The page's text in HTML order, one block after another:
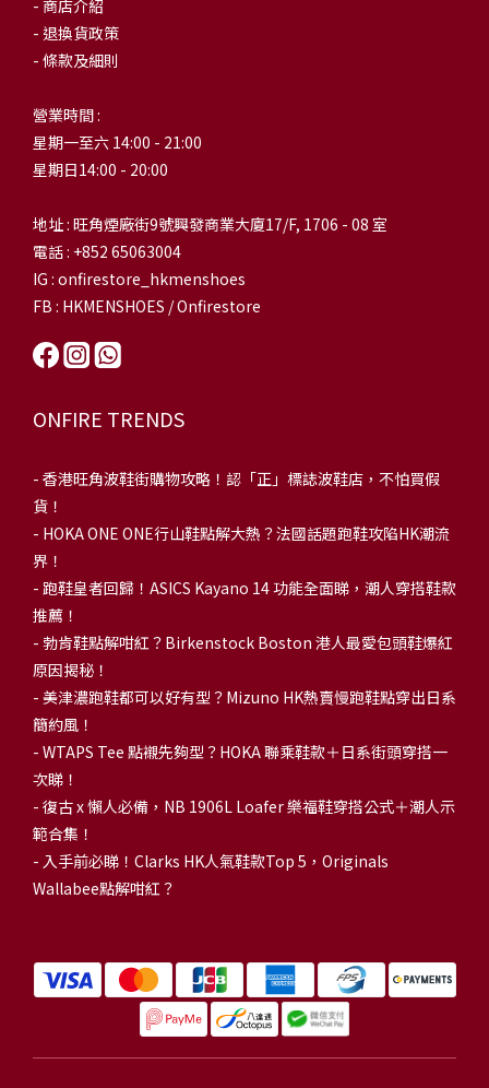
- 商店介紹
- 退換貨政策
- 條款及細則
營業時間 :
星期一至六 14:00 - 21:00
星期日14:00 - 20:00
地址 : 旺角煙廠街9號興發商業大廈17/F, 1706 - 08 室
電話 : +852 65063004
IG : onfirestore_hkmenshoes
FB : HKMENSHOES / Onfirestore
ONFIRE TRENDS
- 香港旺角波鞋街購物攻略！認「正」標誌波鞋店，不怕買假
貨！
- HOKA ONE ONE行山鞋點解大熱？法國話題跑鞋攻陷HK潮流
界！
- 跑鞋皇者回歸！ASICS Kayano 14 功能全面睇，潮人穿搭鞋款
推薦！
- 勃肯鞋點解咁紅？Birkenstock Boston 港人最愛包頭鞋爆紅
原因揭秘！
- 美津濃跑鞋都可以好有型？Mizuno HK熱賣慢跑鞋點穿出日系
簡約風！
- WTAPS Tee 點襯先夠型？HOKA 聯乘鞋款＋日系街頭穿搭一
次睇！
- 復古 x 懶人必備，NB 1906L Loafer 樂福鞋穿搭公式＋潮人示
範合集！
- 入手前必睇！Clarks HK人氣鞋款Top 5，Originals
Wallabee點解咁紅？